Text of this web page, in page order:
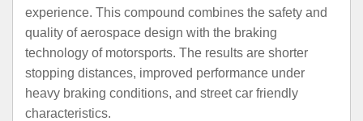
experience. This compound combines the safety and
quality of aerospace design with the braking
technology of motorsports. The results are shorter
stopping distances, improved performance under
heavy braking conditions, and street car friendly
characteristics.